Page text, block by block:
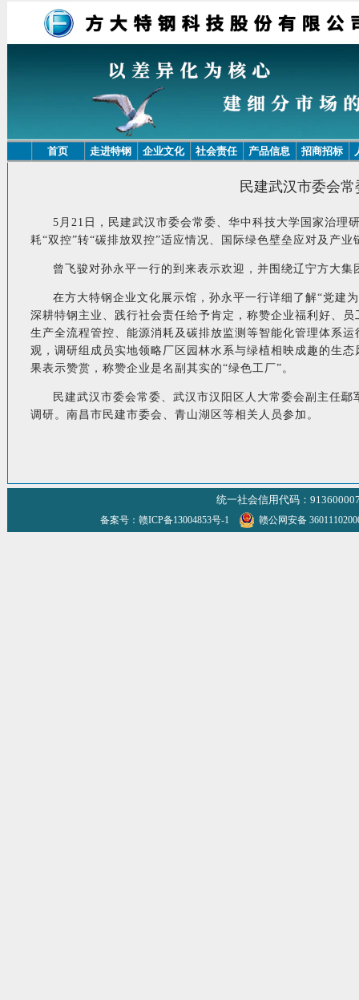
首页 走进特钢 企业文化 社会责任 产品信息 招商招标
民建武汉市委会
5月21日，民建武汉市委会常委、华中科技大学国家治理
耗“双控”转“碳排放双控”适应情况、国际绿色壁垒应对及产
曾飞骏对孙永平一行的到来表示欢迎，并围绕辽宁方大
在方大特钢企业文化展示馆，孙永平一行详细了解“党建
深耕特钢主业、践行社会责任给予肯定，称赞企业福利好、
生产全流程管控、能源消耗及碳排放监测等智能化管理体系
观，调研组成员实地领略厂区园林水系与绿植相映成趣的生
果表示赞赏，称赞企业是名副其实的“绿色工厂”。
民建武汉市委会常委、武汉市汉阳区人大常委会副主任
调研。南昌市民建市委会、青山湖区等相关人员参加。
统一社会信用代码：
备案号：赣ICP备13004853号-1 赣公网安备